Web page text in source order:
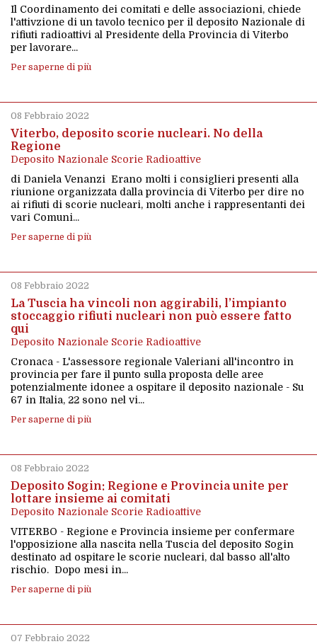
Il Coordinamento dei comitati e delle associazioni, chiede
l'attivzione di un tavolo tecnico per il deposito Nazionale di
rifiuti radioattivi al Presidente della Provincia di Viterbo
per lavorare...
Per saperne di più
08 Febbraio 2022
Viterbo, deposito scorie nucleari. No della
Regione
Deposito Nazionale Scorie Radioattive
di Daniela Venanzi Erano molti i consiglieri presenti alla
riunione organizzata dalla provincia di Viterbo per dire no
ai rifiuti di scorie nucleari, molti anche i rappresentanti dei
vari Comuni...
Per saperne di più
08 Febbraio 2022
La Tuscia ha vincoli non aggirabili, l’impianto
stoccaggio rifiuti nucleari non può essere fatto
qui
Deposito Nazionale Scorie Radioattive
Cronaca - L'assessore regionale Valeriani all'incontro in
provincia per fare il punto sulla proposta delle aree
potenzialmente idonee a ospitare il deposito nazionale - Su
67 in Italia, 22 sono nel vi...
Per saperne di più
08 Febbraio 2022
Deposito Sogin: Regione e Provincia unite per
lottare insieme ai comitati
Deposito Nazionale Scorie Radioattive
VITERBO - Regione e Provincia insieme per confermare
l'opposizione alla nascita nella Tuscia del deposito Sogin
destinato ad ospitare le scorie nucleari, dal basso all'alto
rischio. Dopo mesi in...
Per saperne di più
07 Febbraio 2022